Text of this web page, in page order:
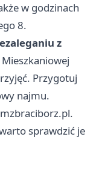
w godzinach
8.
z
Przygotuj
najmu.
sprawdzić je